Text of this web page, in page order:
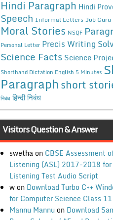
Hindi Paragraph Hindi
Speech Informal Letters Job Guru
Moral Stories NSQF
Personal Letter Precis Writing
Science Facts Science
Shorthand Dictation English 5 Minutes
Paragraphshort
निबंध हिन्दी निबंध
Visitors Question & Answer
swethaon CBSE Assessment
Listening (ASL) 2017-2018 for
Listening Test Audio Script
won Download Turbo C++
for Computer Science Class
Mannu Mannu on Download